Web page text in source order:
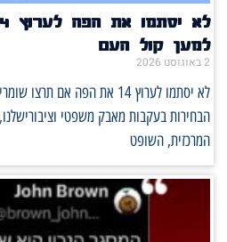
למען קול העם
2 באוגוסט 2026
לא יסתמו לערוץ 14 את הפה
הבחירות בעקבות מאבק משפטי
המרכזית, השופט